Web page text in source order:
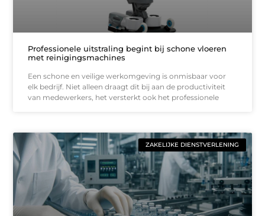
Professionele uitstraling begint bij schone vloeren
met reinigingsmachines
Een schone en veilige werkomgeving is onmisbaar voor
elk bedrijf. Niet alleen draagt dit bij aan de productiviteit
van medewerkers, het versterkt ook het professionele
ZAKELIJKE DIENSTVERLENING